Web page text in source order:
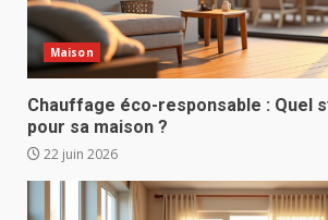
Maison
Chauffage éco-responsable : Quel
pour sa maison ?
22 juin 2026